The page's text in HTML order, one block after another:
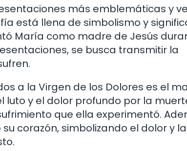
más emblemáticas y
está llena de simbolismo y
María como madre de Jesús
se busca transmitir la
a la Virgen de los Dolores es el
luto y el dolor profundo por la
que ella experimentó.
corazón, simbolizando el dolor y